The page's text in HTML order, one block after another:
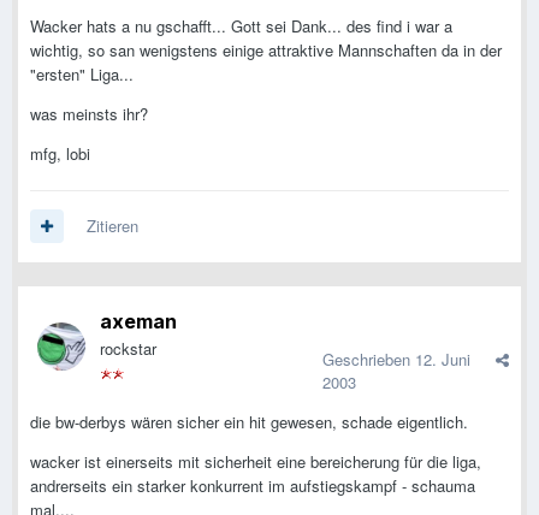
Wacker hats a nu gschafft... Gott sei Dank... des find i war a
wichtig, so san wenigstens einige attraktive Mannschaften da in der
"ersten" Liga...
was meinsts ihr?
mfg, lobi
Zitieren
axeman
rockstar Geschrieben 12. Juni
2003
die bw-derbys wären sicher ein hit gewesen, schade eigentlich.
wacker ist einerseits mit sicherheit eine bereicherung für die liga,
andrerseits ein starker konkurrent im aufstiegskampf - schauma
mal....